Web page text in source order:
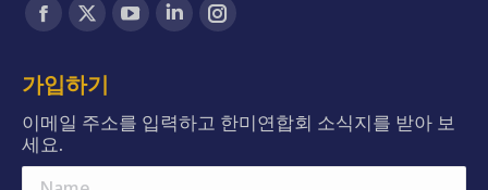
Facebook
opens
in
new
window
X
opens
new
window
YouTube
in
new
window
Linkedin
in
new
window
Instagram
in
new
window
가입하기
이메일 주소를 입력하고 한미연합회 소식지를 받아 보
세요.
Name